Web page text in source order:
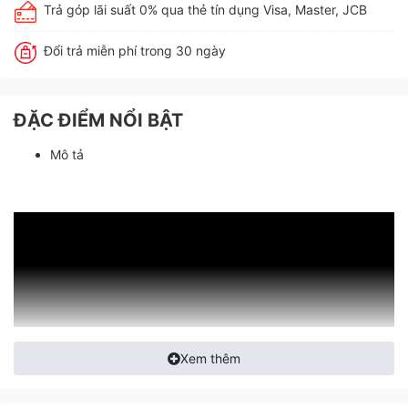
Trả góp lãi suất 0% qua thẻ tín dụng Visa, Master, JCB
Đổi trả miễn phí trong 30 ngày
ĐẶC ĐIỂM NỔI BẬT
Mô tả
Xem thêm